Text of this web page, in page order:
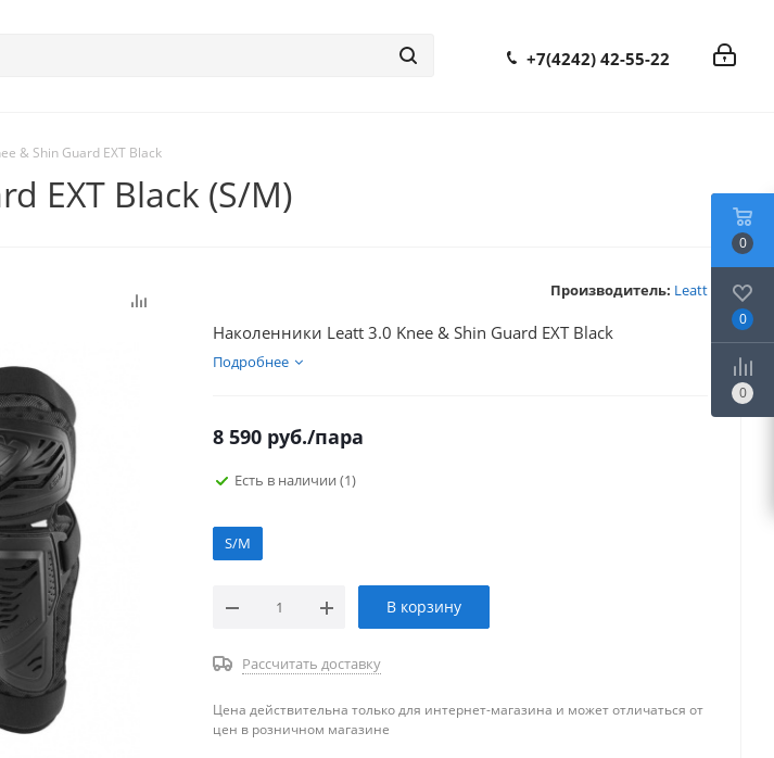
+7(4242) 42-55-22
& Shin Guard EXT Black
EXT Black (S/M)
Производитель: Leatt
Наколенники Leatt 3.0 Knee & Shin Guard EXT Black
Подробнее
8 590 руб./пара
Есть в наличии (1)
S/M
В корзину
Рассчитать доставку
Цена действительна только для интернет-магазина и может отличаться от
цен в розничном магазине
0
0
0